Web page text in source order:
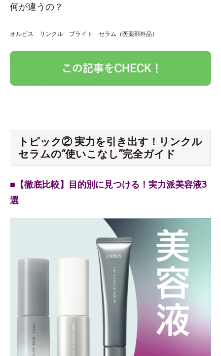
何が違うの？
オルビス リンクル ブライト セラム（医薬部外品）
トピック② 実力を引き出す！リンクル
セラムの“使いこなし”完全ガイド
■【徹底比較】目的別に見つける！実力派美容液3
選